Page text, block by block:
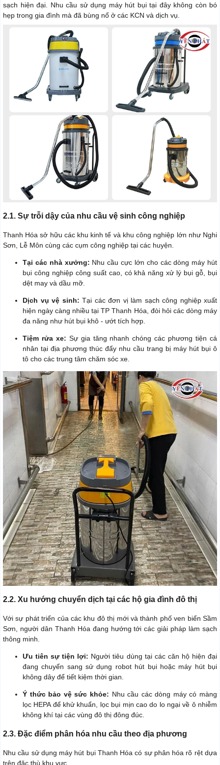
sạch hiện đại. Nhu cầu sử dụng máy hút bụi tại đây không còn bó
hẹp trong gia đình mà đã bùng nổ ở các KCN và dịch vụ.
2.1. Sự trỗi dậy của nhu cầu vệ sinh công nghiệp
Thanh Hóa sở hữu các khu kinh tế và khu công nghiệp lớn như Nghi
Sơn, Lễ Môn cùng các cụm công nghiệp tại các huyện.
Tại các nhà xưởng: Nhu cầu cực lớn cho các dòng máy hút
bụi công nghiệp công suất cao, có khả năng xử lý bụi gỗ, bụi
dệt may và dầu mỡ.
Dịch vụ vệ sinh: Tại các đơn vị làm sạch công nghiệp xuất
hiện ngày càng nhiều tại TP Thanh Hóa, đòi hỏi các dòng máy
đa năng như hút bụi khô - ướt tích hợp.
Tiệm rửa xe: Sự gia tăng nhanh chóng các phương tiện cá
nhân tại địa phương thúc đẩy nhu cầu trang bị máy hút bụi ô
tô cho các trung tâm chăm sóc xe.
2.2. Xu hướng chuyển dịch tại các hộ gia đình đô thị
Với sự phát triển của các khu đô thị mới và thành phố ven biển Sầm
Sơn, người dân Thanh Hóa đang hướng tới các giải pháp làm sạch
thông minh.
Ưu tiên sự tiện lợi: Người tiêu dùng tại các căn hộ hiện đại
đang chuyển sang sử dụng robot hút bụi hoặc máy hút bụi
không dây để tiết kiệm thời gian.
Ý thức bảo vệ sức khỏe: Nhu cầu các dòng máy có màng
lọc HEPA để khử khuẩn, lọc bụi mịn cao do lo ngại về ô nhiễm
không khí tại các vùng đô thị đông đúc.
2.3. Đặc điểm phân hóa nhu cầu theo địa phương
Nhu cầu sử dụng máy hút bụi Thanh Hóa có sự phân hóa rõ rệt dựa
trên đặc thù khu vực.